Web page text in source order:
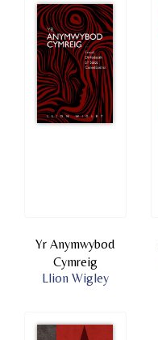
Yr Anymwybod
Cymreig
Llion Wigley